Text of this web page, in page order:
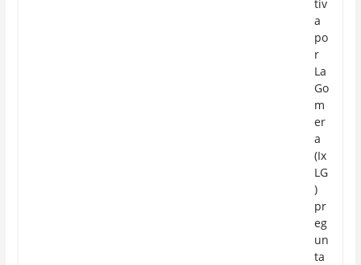
tiv
a
po
r
La
Go
m
er
a
(Ix
LG
)
pr
eg
un
ta